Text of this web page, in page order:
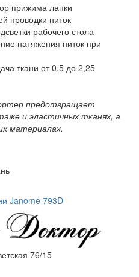
прижима лапки
проводки ниток
рабочего стола
натяжения ниток при
ткани от 0,5 до 2,25
предотвращает
и эластичных тканях, а
материалах.
Janome 793D
76/15